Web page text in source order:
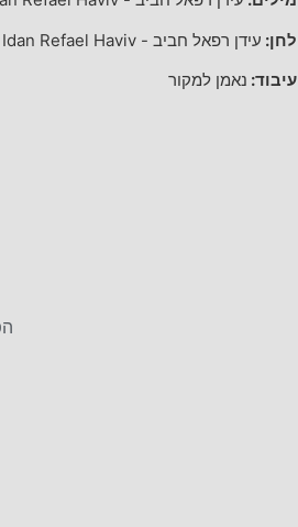
לחן: עידן רפאל חביב -
Idan Refael Haviv
עיבוד: נאמן למקור